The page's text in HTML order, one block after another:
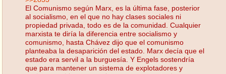
El Comunismo según Marx, es la última fase, posterior
al socialismo, en el que no hay clases sociales ni
propiedad privada, todo es de la comunidad. Cualquier
marxista te diría la diferencia entre socialismo y
comunismo, hasta Chávez dijo que el comunismo
planteaba la desaparición del estado. Marx decía que el
estado era servil a la burguesía. Y Engels sostendría
que para mantener un sistema de explotadores y